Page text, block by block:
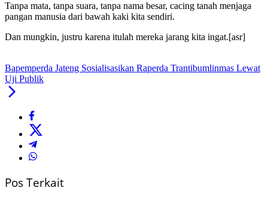
Tanpa mata, tanpa suara, tanpa nama besar, cacing tanah menjaga
pangan manusia dari bawah kaki kita sendiri.
Dan mungkin, justru karena itulah mereka jarang kita ingat.[asr]
Bapemperda Jateng Sosialisasikan Raperda Trantibumlinmas Lewat
Uji Publik
Pos Terkait